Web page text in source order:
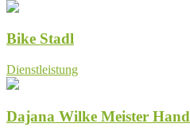
Bike Stadl
Dienstleistung
Dajana Wilke Meister Hand